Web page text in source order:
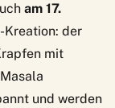
am 17.
Kreation: der
mit
und werden